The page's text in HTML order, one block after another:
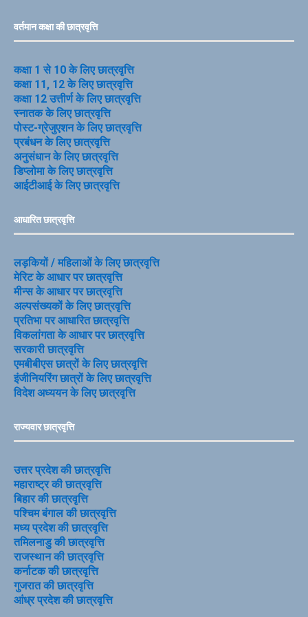
वर्तमान कक्षा की छात्रवृत्ति
कक्षा 1 से 10 के लिए छात्रवृत्ति
कक्षा 11, 12 के लिए छात्रवृत्ति
कक्षा 12 उत्तीर्ण के लिए छात्रवृत्ति
स्नातक के लिए छात्रवृत्ति
पोस्ट-ग्रेजुएशन के लिए छात्रवृत्ति
प्रबंधन के लिए छात्रवृत्ति
अनुसंधान के लिए छात्रवृत्ति
डिप्लोमा के लिए छात्रवृत्ति
आईटीआई के लिए छात्रवृत्ति
आधारित छात्रवृत्ति
लड़कियों / महिलाओं के लिए छात्रवृत्ति
मेरिट के आधार पर छात्रवृत्ति
मीन्स के आधार पर छात्रवृत्ति
अल्पसंख्यकों के लिए छात्रवृत्ति
प्रतिभा पर आधारित छात्रवृत्ति
विकलांगता के आधार पर छात्रवृत्ति
सरकारी छात्रवृत्ति
एमबीबीएस छात्रों के लिए छात्रवृत्ति
इंजीनियरिंग छात्रों के लिए छात्रवृत्ति
विदेश अध्ययन के लिए छात्रवृत्ति
राज्यवार छात्रवृत्ति
उत्तर प्रदेश की छात्रवृत्ति
महाराष्ट्र की छात्रवृत्ति
बिहार की छात्रवृत्ति
पश्चिम बंगाल की छात्रवृत्ति
मध्य प्रदेश की छात्रवृत्ति
तमिलनाडु की छात्रवृत्ति
राजस्थान की छात्रवृत्ति
कर्नाटक की छात्रवृत्ति
गुजरात की छात्रवृत्ति
आंध्र प्रदेश की छात्रवृत्ति